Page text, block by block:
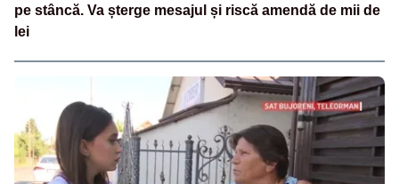
pe stâncă. Va șterge mesajul și riscă amendă de mii de
lei